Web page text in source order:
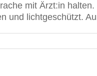
mit Ärzt:in halten.
und lichtgeschützt.